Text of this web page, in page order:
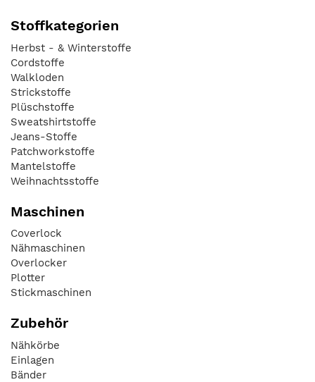
Stoffkategorien
Herbst - & Winterstoffe
Cordstoffe
Walkloden
Strickstoffe
Plüschstoffe
Sweatshirtstoffe
Jeans-Stoffe
Patchworkstoffe
Mantelstoffe
Weihnachtsstoffe
Maschinen
Coverlock
Nähmaschinen
Overlocker
Plotter
Stickmaschinen
Zubehör
Nähkörbe
Einlagen
Bänder